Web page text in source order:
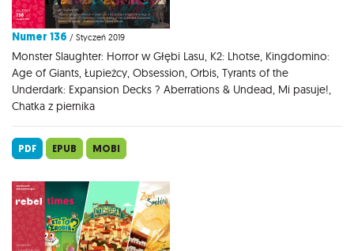
Numer 136 / Styczeń 2019
Monster Slaughter: Horror w Głębi Lasu, K2: Lhotse, Kingdomino:
Age of Giants, Łupieżcy, Obsession, Orbis, Tyrants of the
Underdark: Expansion Decks ? Aberrations & Undead, Mi pasuje!,
Chatka z piernika
PDF EPUB MOBI